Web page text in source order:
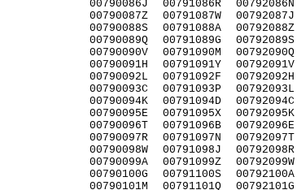
00790086J
00790087Z
00790088S
00790089Q
00790090V
00790091H
00790092L
00790093C
00790094K
00790095E
00790096T
00790097R
00790098W
00790099A
00790100G
00790101M
00791086R
00791087W
00791088A
00791089G
00791090M
00791091Y
00791092F
00791093P
00791094D
00791095X
00791096B
00791097N
00791098J
00791099Z
00791100S
00791101Q
00792086N
00792087J
00792088Z
00792089S
00792090Q
00792091V
00792092H
00792093L
00792094C
00792095K
00792096E
00792097T
00792098R
00792099W
00792100A
00792101G